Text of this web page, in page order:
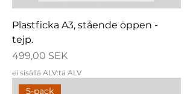
Plastficka A3, stående öppen -
tejp.
Hinta
499,00 SEK
ei sisällä ALV:tä ALV
5-pack